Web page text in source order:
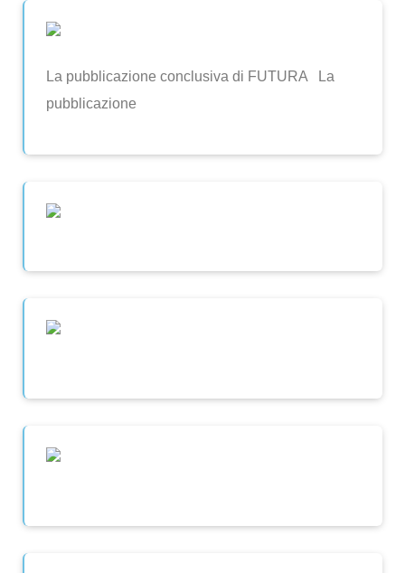
La pubblicazione conclusiva di FUTURA La
pubblicazione